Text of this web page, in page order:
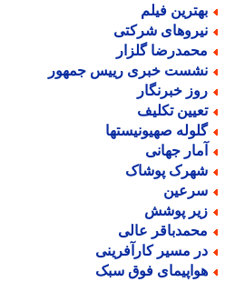
فیلم
شرکتی
گلزار
خبری رییس جمهور
خبرنگار
تکلیف
صهیونیستها
جهانی
پوشاک
پوشش
عالی
مسیر کارآفرینی
فوق سبک